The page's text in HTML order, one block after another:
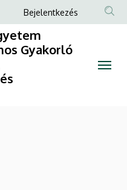
Anonim
Felhasználói
fiók
Bejelentkezés
Gyakorló